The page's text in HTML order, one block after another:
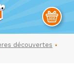
découvertes